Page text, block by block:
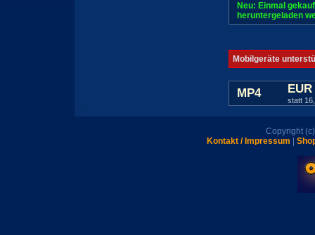
Neu: Einmal
heruntergeladen
Mobilgeräte
MP4
statt
Copyright
Kontakt / Impressum